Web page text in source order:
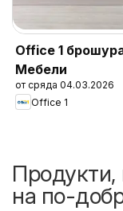
Office 1
Мебели
от сряда 04.03.2026
Office 1
Продукти,
на по-